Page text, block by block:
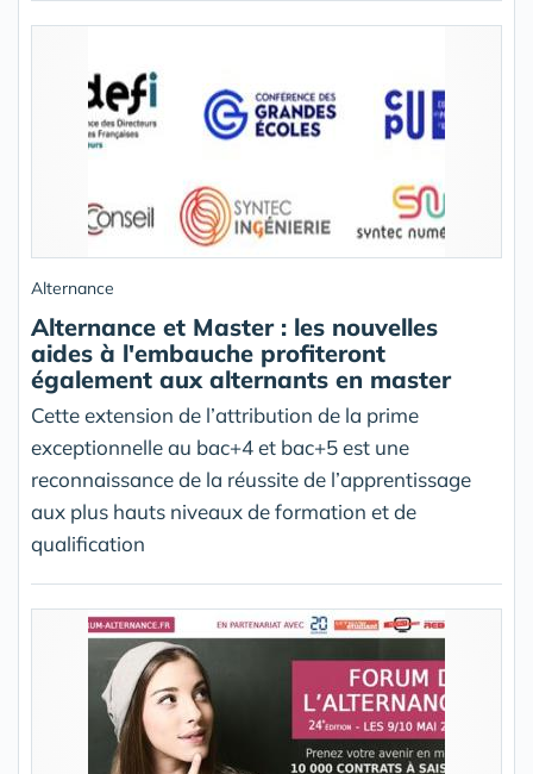
Alternance
Alternance et Master : les nouvelles
aides à l'embauche profiteront
également aux alternants en master
Cette extension de l’attribution de la prime
exceptionnelle au bac+4 et bac+5 est une
reconnaissance de la réussite de l’apprentissage
aux plus hauts niveaux de formation et de
qualification